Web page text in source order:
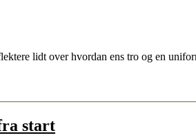
lidt over hvordan ens tro og en
start